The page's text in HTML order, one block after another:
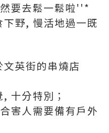
要去鬆一鬆啦''*
野, 慢活地過一既
英街的串燒店
十分特別；
害人需要備有戶外